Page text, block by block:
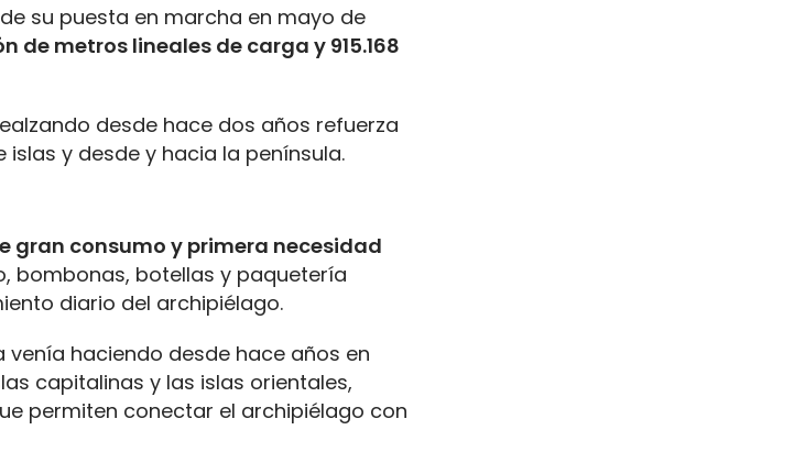
su puesta en marcha en mayo de
de metros lineales de carga y 915.168
desde hace dos años refuerza
y desde y hacia la península.
gran consumo y primera necesidad
bombonas, botellas y paquetería
diario del archipiélago.
haciendo desde hace años en
capitalinas y las islas orientales,
permiten conectar el archipiélago con